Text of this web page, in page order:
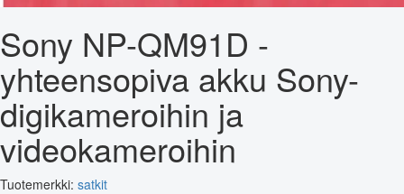
Sony NP-QM91D -
yhteensopiva akku Sony-
digikameroihin ja
videokameroihin
Tuotemerkki: satkit